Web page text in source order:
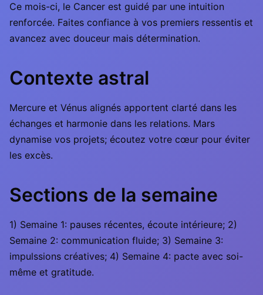
Ce mois-ci, le Cancer est guidé par une intuition
renforcée. Faites confiance à vos premiers ressentis et
avancez avec douceur mais détermination.
Contexte astral
Mercure et Vénus alignés apportent clarté dans les
échanges et harmonie dans les relations. Mars
dynamise vos projets; écoutez votre cœur pour éviter
les excès.
Sections de la semaine
1) Semaine 1: pauses récentes, écoute intérieure; 2)
Semaine 2: communication fluide; 3) Semaine 3:
impulssions créatives; 4) Semaine 4: pacte avec soi-
même et gratitude.